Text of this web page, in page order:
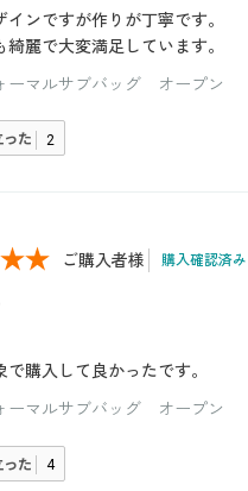
インですが作りが丁寧です。
綺麗で大変満足しています。
ーマルサブバッグ オープン
った 2
ご購入者様 購入確認済み
で購入して良かったです。
ーマルサブバッグ オープン
った 4